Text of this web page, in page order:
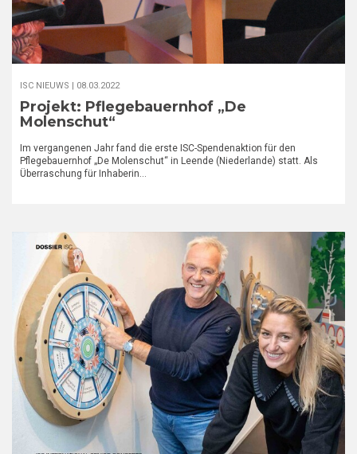
ISC NIEUWS | 08.03.2022
Projekt: Pflegebauernhof „De
Molenschut“
Im vergangenen Jahr fand die erste ISC-Spendenaktion für den
Pflegebauernhof „De Molenschut“ in Leende (Niederlande) statt. Als
Überraschung für Inhaberin…